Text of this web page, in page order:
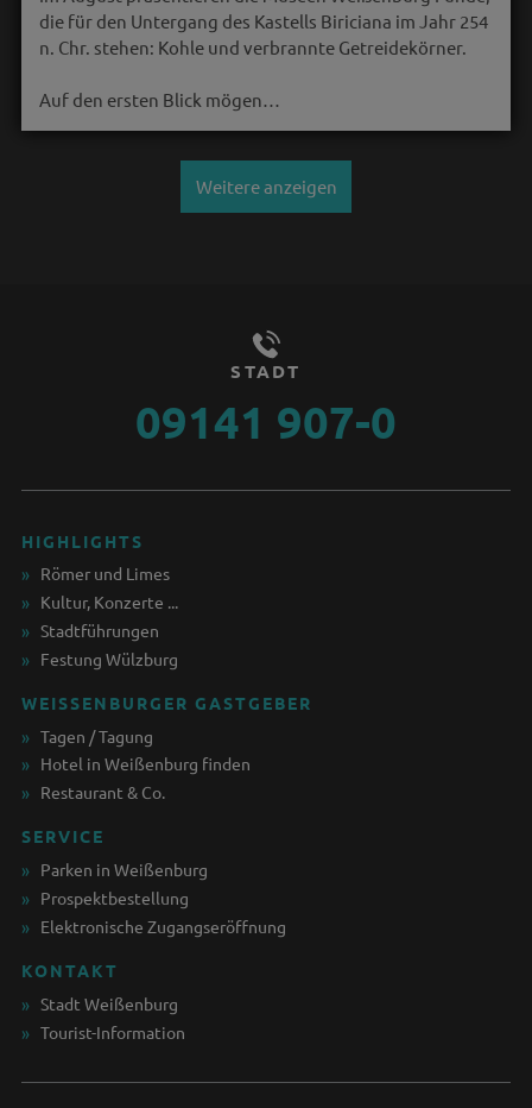
die für den Untergang des Kastells Biriciana im Jahr 254
n. Chr. stehen: Kohle und verbrannte Getreidekörner.
Auf den ersten Blick mögen…
Weitere anzeigen
STADT
09141 907-0
HIGHLIGHTS
Römer und Limes
Kultur, Konzerte ...
Stadtführungen
Festung Wülzburg
WEISSENBURGER GASTGEBER
Tagen / Tagung
Hotel in Weißenburg finden
Restaurant & Co.
SERVICE
Parken in Weißenburg
Prospektbestellung
Elektronische Zugangseröffnung
KONTAKT
Stadt Weißenburg
Tourist-Information